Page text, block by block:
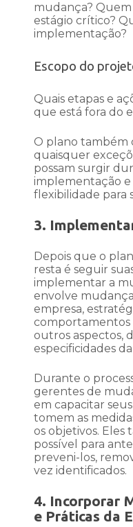
mudança?
estágio crítico?
implementação?
Escopo do
Quais etapas e
que está fora do
O plano também
quaisquer
possam surgir
implementação e
flexibilidade para
3.
Depois que o
resta é seguir
implementar a
envolve
empresa,
comportamentos
outros aspectos,
especificidades
Durante o
gerentes de
em capacitar
tomem as
os objetivos. Eles
possível para
preveni-los,
vez identificados.
4. Incorporar
e Práticas da